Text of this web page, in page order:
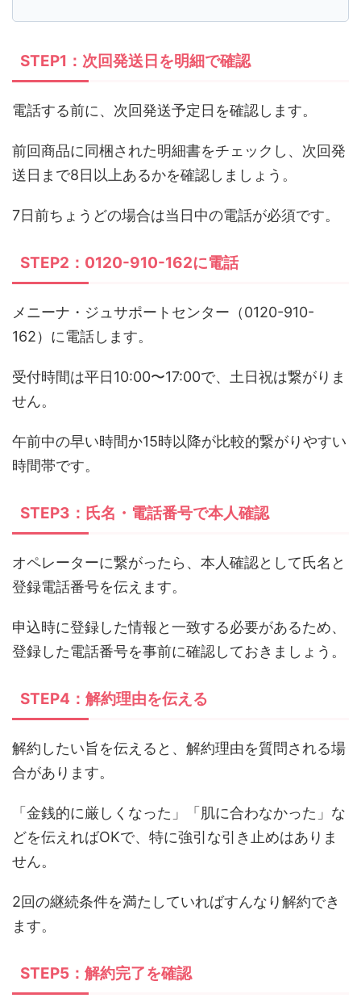
STEP1：次回発送日を明細で確認
電話する前に、次回発送予定日を確認します。
前回商品に同梱された明細書をチェックし、次回発
送日まで8日以上あるかを確認しましょう。
7日前ちょうどの場合は当日中の電話が必須です。
STEP2：0120-910-162に電話
メニーナ・ジュサポートセンター（0120-910-
162）に電話します。
受付時間は平日10:00〜17:00で、土日祝は繋がりま
せん。
午前中の早い時間か15時以降が比較的繋がりやすい
時間帯です。
STEP3：氏名・電話番号で本人確認
オペレーターに繋がったら、本人確認として氏名と
登録電話番号を伝えます。
申込時に登録した情報と一致する必要があるため、
登録した電話番号を事前に確認しておきましょう。
STEP4：解約理由を伝える
解約したい旨を伝えると、解約理由を質問される場
合があります。
「金銭的に厳しくなった」「肌に合わなかった」な
どを伝えればOKで、特に強引な引き止めはありま
せん。
2回の継続条件を満たしていればすんなり解約でき
ます。
STEP5：解約完了を確認